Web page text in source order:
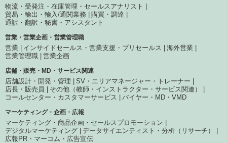
物流・受発注・在庫管理・セールスアナリスト
貿易・輸出・輸入/通関業務
購買・調達
通訳・翻訳・秘書・アシスタント
営業・営業企画・営業管理職
営業 インサイドセールス・営業支援・プリセールス
海外営業
営業管理職
営業企画
店舗・販売・MD・サービス関連
店舗設計・開発・管理
SV・エリアマネージャー・トレーナー
店長・販売員
その他（教師・インストラクター・サービス関連）
コールセンター・カスタマーサービス
バイヤー・MD・VMD
マーケティング・企画・広報
マーケティング・商品企画・セールスプロモーション
デジタルマーケティング
データサイエンティスト・分析（リサーチ）
広報PR・マーコム・広告宣伝